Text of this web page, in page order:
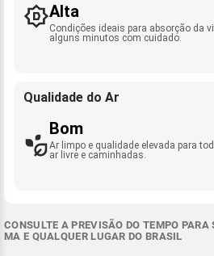
Alta
Condições ideais para absorção da
alguns minutos com cuidado.
Qualidade do Ar
Bom
Ar limpo e qualidade elevada para
ar livre e caminhadas.
CONSULTE A PREVISÃO DO TEMPO
MA E QUALQUER LUGAR DO BRASIL